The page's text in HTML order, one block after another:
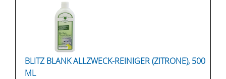
BLITZ BLANK ALLZWECK-REINIGER (ZITRONE), 500
ML